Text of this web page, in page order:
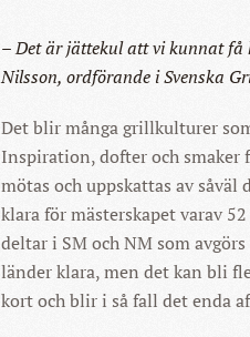
– Det är jättekul att vi kunnat
Nilsson, ordförande i Svenska
Det blir många grillkulturer
Inspiration, dofter och smaker
mötas och uppskattas av såväl
klara för mästerskapet varav
deltar i SM och NM som
länder klara, men det kan bli
kort och blir i så fall det enda